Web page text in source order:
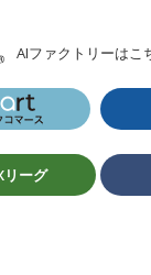
AIファクトリーはこ
ーグ